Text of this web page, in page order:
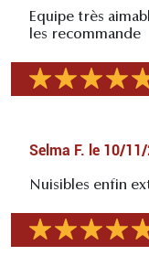
Equipe très
les recommande
Selma F. le 10/
Nuisibles enfin